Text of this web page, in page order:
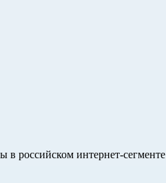
российском интернет-сегменте